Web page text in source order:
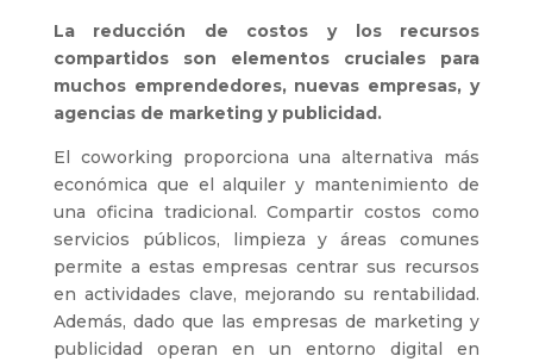
La reducción de costos y los recursos
compartidos son elementos cruciales para
muchos emprendedores, nuevas empresas, y
agencias de marketing y publicidad.
El coworking proporciona una alternativa más
económica que el alquiler y mantenimiento de
una oficina tradicional. Compartir costos como
servicios públicos, limpieza y áreas comunes
permite a estas empresas centrar sus recursos
en actividades clave, mejorando su rentabilidad.
Además, dado que las empresas de marketing y
publicidad operan en un entorno digital en